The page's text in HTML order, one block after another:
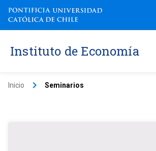
Instituto de Economía
Inicio keyboard_arrow_right Seminarios